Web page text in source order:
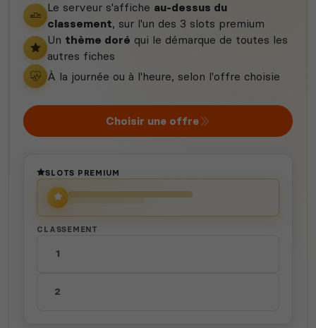
Myth of Empires Enshrouded
jeux disponibles
Le serveur s'affiche au-dessus du
classement, sur l'un des 3 slots premium
Un thème doré qui le démarque de toutes les
autres fiches
À la journée ou à l'heure, selon l'offre choisie
Choisir une offre
SLOTS PREMIUM
CLASSEMENT
1
2